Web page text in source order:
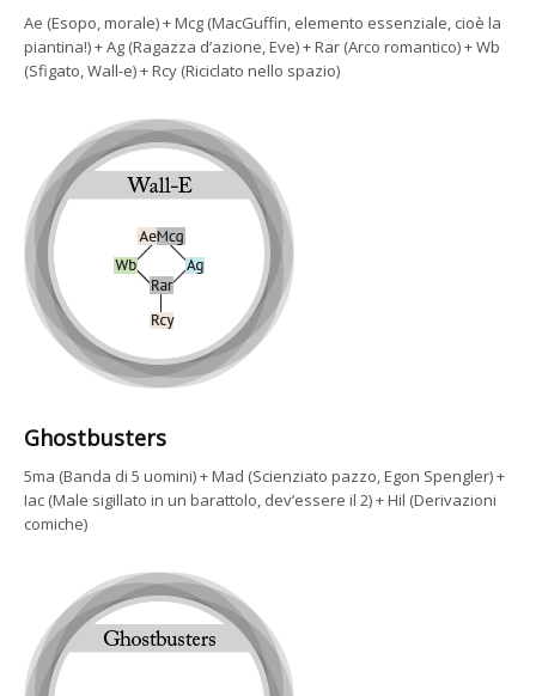
Ae (Esopo, morale) + Mcg (MacGuffin, elemento essenziale, cioè la
piantina!) + Ag (Ragazza d’azione, Eve) + Rar (Arco romantico) + Wb
(Sfigato, Wall-e) + Rcy (Riciclato nello spazio)
Ghostbusters
5ma (Banda di 5 uomini) + Mad (Scienziato pazzo, Egon Spengler) +
Iac (Male sigillato in un barattolo, dev’essere il 2) + Hil (Derivazioni
comiche)